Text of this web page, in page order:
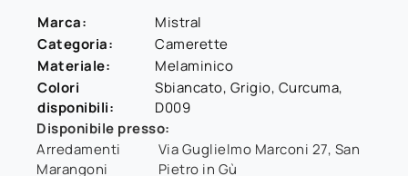
Marca:
Mistral
Categoria:
Camerette
Materiale:
Melaminico
Colori
disponibili:
Sbiancato, Grigio, Curcuma,
D009
Disponibile presso:
Arredamenti
Marangoni
Via Guglielmo Marconi 27, San
Pietro in Gù